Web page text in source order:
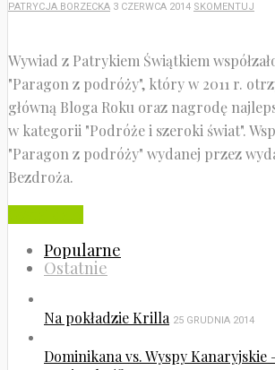
PATRYCJA BORZECKA 3 CZERWCA 2014 SKOMENTUJ
Wywiad z Patrykiem Świątkiem
"Paragon z podróży", który w 2011 r.
główną Bloga Roku oraz nagrodę
w kategorii "Podróże i szeroki świat".
"Paragon z podróży" wydanej przez
Bezdroża.
Popularne
Ostatnie
Na pokładzie Krilla 25 GRUDNIA 2014
Dominikana vs. Wyspy Kanaryjskie